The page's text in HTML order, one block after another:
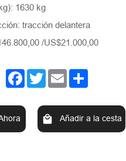
1630 kg
tracción delantera
/US$21.000,00
Facebook
TwitterEmail
Añadir a la cesta